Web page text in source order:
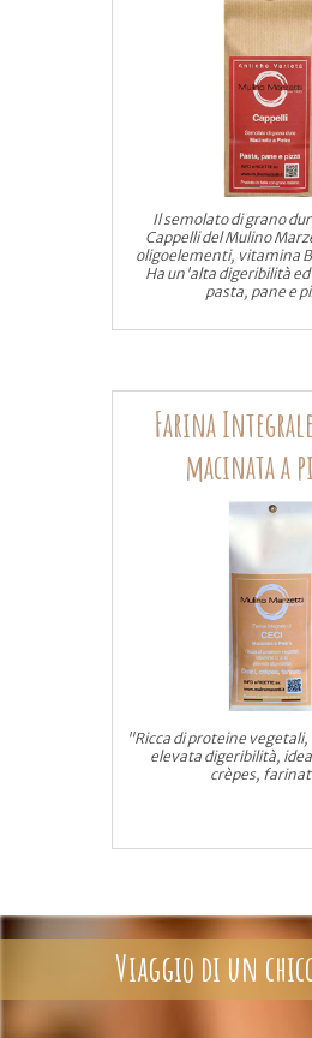
Il semolato di grano
Cappelli del Mulino
oligoelementi, vitamina
Ha un'alta digeribilità ed
pasta, pane e
Farina
macinata a
"Ricca di proteine vegetali,
elevata digeribilità,
crèpes,
Viaggio di un